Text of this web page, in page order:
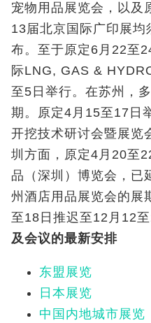
宠物用品展览会，以及
13届北京国际广印展均
布。至于原定6月22至
际LNG, GAS &
至5日举行。在苏州，
期。原定4月15至17日
开挖技术研讨会暨展览
圳方面，原定4月20至
品（深圳）博览会，已
州酒店用品展览会的展
至18日推迟至12月12至
及会议的最新安排
东盟展览
日本展览
中国内地城市展览